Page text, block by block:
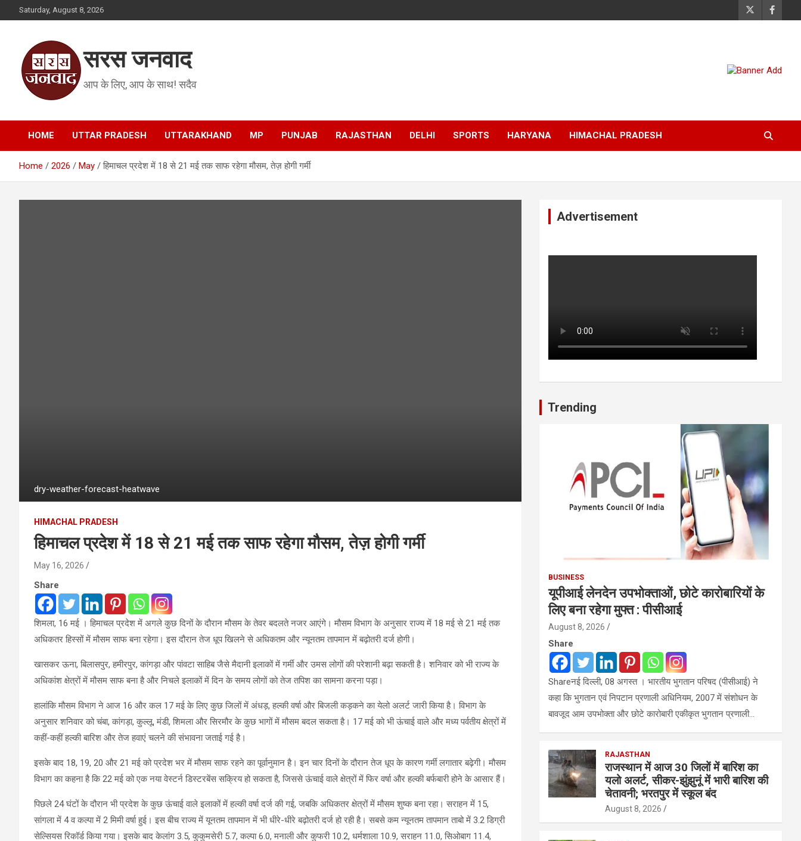
to
Saturday, August 8, 2026
सरस जनवाद
आप के लिए, आप के साथ! सदैव
HOME UTTAR PRADESH UTTARAKHAND MP PUNJAB RAJASTHAN DELHI SPORTS HARYANA HIMACHAL PRADESH
Home 2026 May हिमाचल प्रदेश में 18 से 21 मई तक साफ रहेगा मौसम, तेज़ होगी गर्मी
dry-weather-forecast-heatwave
HIMACHAL PRADESH
हिमाचल प्रदेश में 18 से 21 मई तक साफ रहेगा मौसम, तेज़ होगी गर्मी
May 16, 2026
Share
शिमला, 16 मई । हिमाचल प्रदेश में अगले कुछ दिनों के दौरान मौसम के तेवर बदलते नजर आएंगे। मौसम विभाग के अनुसार राज्य में 18 मई से 21 मई तक
अधिकतर हिस्सों में मौसम साफ बना रहेगा। इस दौरान तेज धूप खिलने से अधिकतम और न्यूनतम तापमान में बढ़ोतरी दर्ज होगी।
खासकर ऊना, बिलासपुर, हमीरपुर, कांगड़ा और पांवटा साहिब जैसे मैदानी इलाकों में गर्मी और उमस लोगों की परेशानी बढ़ा सकती है। शनिवार को भी राज्य के
अधिकांश क्षेत्रों में मौसम साफ बना है और निचले इलाकों में दिन के समय लोगों को तेज तपिश का सामना करना पड़ा।
हालांकि मौसम विभाग ने आज 16 और कल 17 मई के लिए कुछ जिलों में अंधड़, हल्की वर्षा और बिजली कड़कने का येलो अलर्ट जारी किया है। विभाग के
अनुसार शनिवार को चंबा, कांगड़ा, कुल्लू, मंडी, शिमला और सिरमौर के कुछ भागों में मौसम बदल सकता है। 17 मई को भी ऊंचाई वाले और मध्य पर्वतीय क्षेत्रों में
कहीं-कहीं हल्की बारिश और तेज हवाएं चलने की संभावना जताई गई है।
इसके बाद 18, 19, 20 और 21 मई को प्रदेश भर में मौसम साफ रहने का पूर्वानुमान है। इन चार दिनों के दौरान तेज धूप के कारण गर्मी लगातार बढ़ेगी। मौसम
विभाग का कहना है कि 22 मई को एक नया वेस्टर्न डिस्टरबेंस सक्रिय हो सकता है, जिससे ऊंचाई वाले क्षेत्रों में फिर वर्षा और हल्की बर्फबारी होने के आसार हैं।
पिछले 24 घंटों के दौरान भी प्रदेश के कुछ ऊंचाई वाले इलाकों में हल्की वर्षा दर्ज की गई, जबकि अधिकतर क्षेत्रों में मौसम शुष्क बना रहा। सराहन में 15,
सांगला में 4 व कल्पा में 2 मिमी वर्षा हुई। इस बीच राज्य में यूनतम तापमान में भी धीरे-धीरे बढ़ोतरी दर्ज हो रही है। सबसे कम न्यूनतम तापमान ताबो में 3.2 डिग्री
सेल्सियस रिकॉर्ड किया गया। इसके बाद केलांग 3.5, कुकुमसेरी 5.7, कल्पा 6.0, मनाली और कुफरी 10.2, धर्मशाला 10.9, सराहन 11.0, सिओबाग 11.4,
Advertisement
Trending
BUSINESS
यूपीआई लेनदेन उपभोक्ताओं, छोटे कारोबारियों के
लिए बना रहेगा मुफ्त : पीसीआई
August 8, 2026
Share
Shareनई दिल्ली, 08 अगस्त । भारतीय भुगतान परिषद (पीसीआई) ने
कहा कि भुगतान एवं निपटान प्रणाली अधिनियम, 2007 में संशोधन के
बावजूद आम उपभोक्ता और छोटे कारोबारी एकीकृत भुगतान प्रणाली…
RAJASTHAN
राजस्थान में आज 30 जिलों में बारिश का
यलो अलर्ट, सीकर-झुंझुनूं में भारी बारिश की
चेतावनी; भरतपुर में स्कूल बंद
August 8, 2026